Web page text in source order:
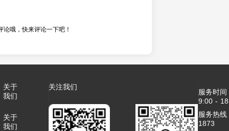
论哦，快来评论一下吧！
关于
我们
关于
我们
关注我们
服务时
9:00 -
服务热
1873